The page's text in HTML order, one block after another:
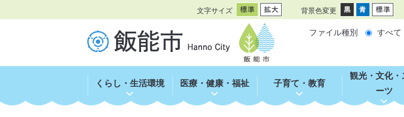
文字サイズ 背景色変更
ファイル種別 すべて
くらし・生活環境 医療・健康・福祉 子育て・教育
観光・文化・
ーツ